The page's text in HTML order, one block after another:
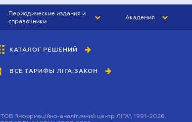
Периодические издания и
справочники
БУХГАЛТЕР&ЗАКОН
ВЕСТНИК МСФО
Академия
КАТАЛОГ РЕШЕНИЙ
ВСЕ ТАРИФЫ ЛІГА:ЗАКОН
ТОВ "інформаційно-аналітичний центр ЛІГА", 1991-2026.